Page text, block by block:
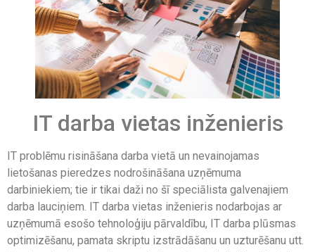
IT darba vietas inženieris
IT problēmu risināšana darba vietā un nevainojamas
lietošanas pieredzes nodrošināšana uzņēmuma
darbiniekiem; tie ir tikai daži no šī speciālista galvenajiem
darba lauciņiem. IT darba vietas inženieris nodarbojas ar
uzņēmumā esošo tehnoloģiju pārvaldību, IT darba plūsmas
optimizēšanu, pamata skriptu izstrādāšanu un uzturēšanu utt.